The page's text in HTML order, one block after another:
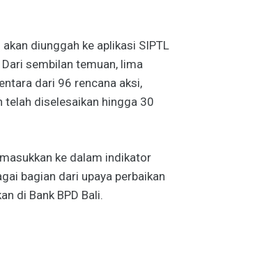
diunggah ke aplikasi SIPTL
sembilan temuan, lima
dari 96 rencana aksi,
telah diselesaikan hingga 30
ke dalam indikator
bagian dari upaya perbaikan
di Bank BPD Bali.